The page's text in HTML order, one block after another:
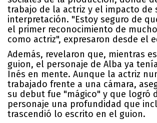
trabajo de la actriz y el impacto de
interpretación. "Estoy seguro de
el primer reconocimiento de
como actriz", expresaron desde el
Además, revelaron que, mientras
guion, el personaje de Alba ya
Inés en mente. Aunque la actriz
trabajado frente a una cámara,
su debut fue "mágico" y que logró
personaje una profundidad que
trascendió lo escrito en el guion.